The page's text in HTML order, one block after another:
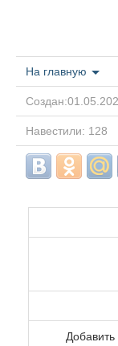
На главную
Навестили: 128